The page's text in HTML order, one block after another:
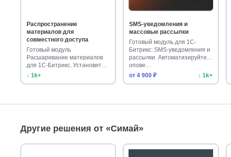
Распространение
материалов для
совместного доступа
Готовый модуль
Расшаривание материалов
для 1С-Битрикс. Установите
шаблон и упрос…
↓ 1k+
SMS-уведомления и
массовые рассылки
Готовый модуль для 1С-
Битрикс: SMS-уведомления и
рассылки. Автоматизируйте
опове…
от 4 900 ₽
↓ 1k+
Другие решения от «Симай»